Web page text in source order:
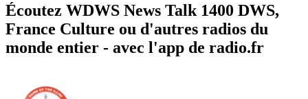
Écoutez WDWS News Talk 1400 DWS,
France Culture ou d'autres radios du
monde entier - avec l'app de radio.fr